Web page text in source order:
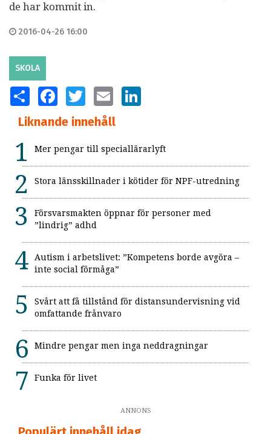
de har kommit in.
2016-04-26 16:00
SKOLA
SHARE FACEBOOKTWITTER EMAIL
Liknande innehåll
Mer pengar till speciallärarlyft
Stora länsskillnader i kötider för NPF-utredning
Försvarsmakten öppnar för personer med
”lindrig” adhd
Autism i arbetslivet: ”Kompetens borde avgöra –
inte social förmåga”
Svårt att få tillstånd för distansundervisning vid
omfattande frånvaro
Mindre pengar men inga neddragningar
Funka för livet
ANNONS